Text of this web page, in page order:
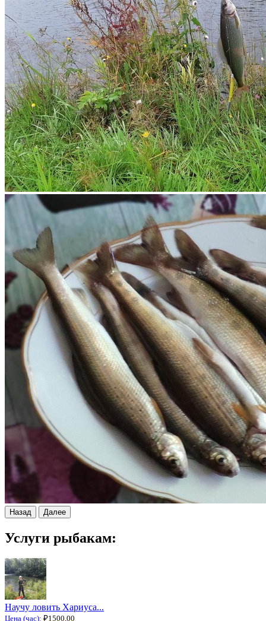
Назад Далее
Услуги рыбакам:
Научу ловить Хариуса...
Цена (час): ₽1500,00